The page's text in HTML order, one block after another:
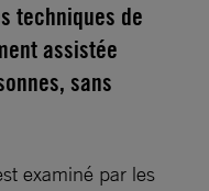
techniques de
assistée
sans
examiné par les